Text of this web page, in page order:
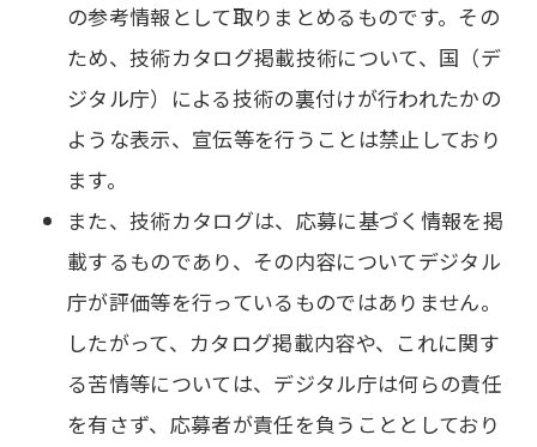
の参考情報として取りまとめるものです。その
ため、技術カタログ掲載技術について、国（デ
ジタル庁）による技術の裏付けが行われたかの
ような表示、宣伝等を行うことは禁止しており
ます。
また、技術カタログは、応募に基づく情報を掲
載するものであり、その内容についてデジタル
庁が評価等を行っているものではありません。
したがって、カタログ掲載内容や、これに関す
る苦情等については、デジタル庁は何らの責任
を有さず、応募者が責任を負うこととしており